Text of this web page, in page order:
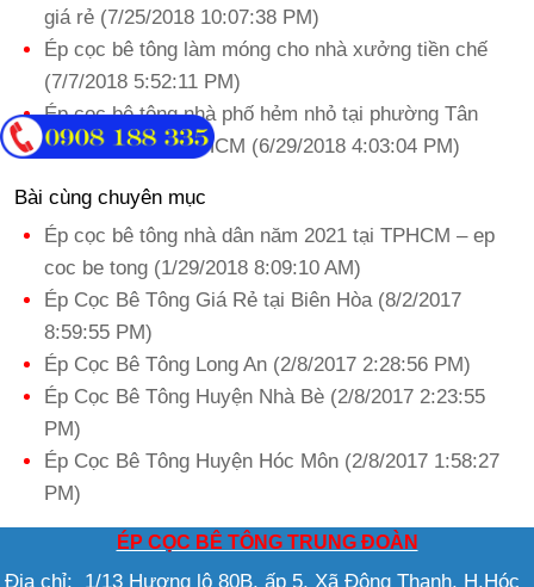
giá rẻ (7/25/2018 10:07:38 PM)
Ép cọc bê tông làm móng cho nhà xưởng tiền chế
(7/7/2018 5:52:11 PM)
Ép cọc bê tông nhà phố hẻm nhỏ tại phường Tân
Hưng, Quận 7 TPHCM (6/29/2018 4:03:04 PM)
Bài cùng chuyên mục
Ép cọc bê tông nhà dân năm 2021 tại TPHCM – ep
coc be tong (1/29/2018 8:09:10 AM)
Ép Cọc Bê Tông Giá Rẻ tại Biên Hòa (8/2/2017
8:59:55 PM)
Ép Cọc Bê Tông Long An (2/8/2017 2:28:56 PM)
Ép Cọc Bê Tông Huyện Nhà Bè (2/8/2017 2:23:55
PM)
Ép Cọc Bê Tông Huyện Hóc Môn (2/8/2017 1:58:27
PM)
ÉP CỌC BÊ TÔNG TRUNG ĐOÀN
Địa chỉ: 1/13 Hương lộ 80B, ấp 5, Xã Đông Thạnh, H.Hóc